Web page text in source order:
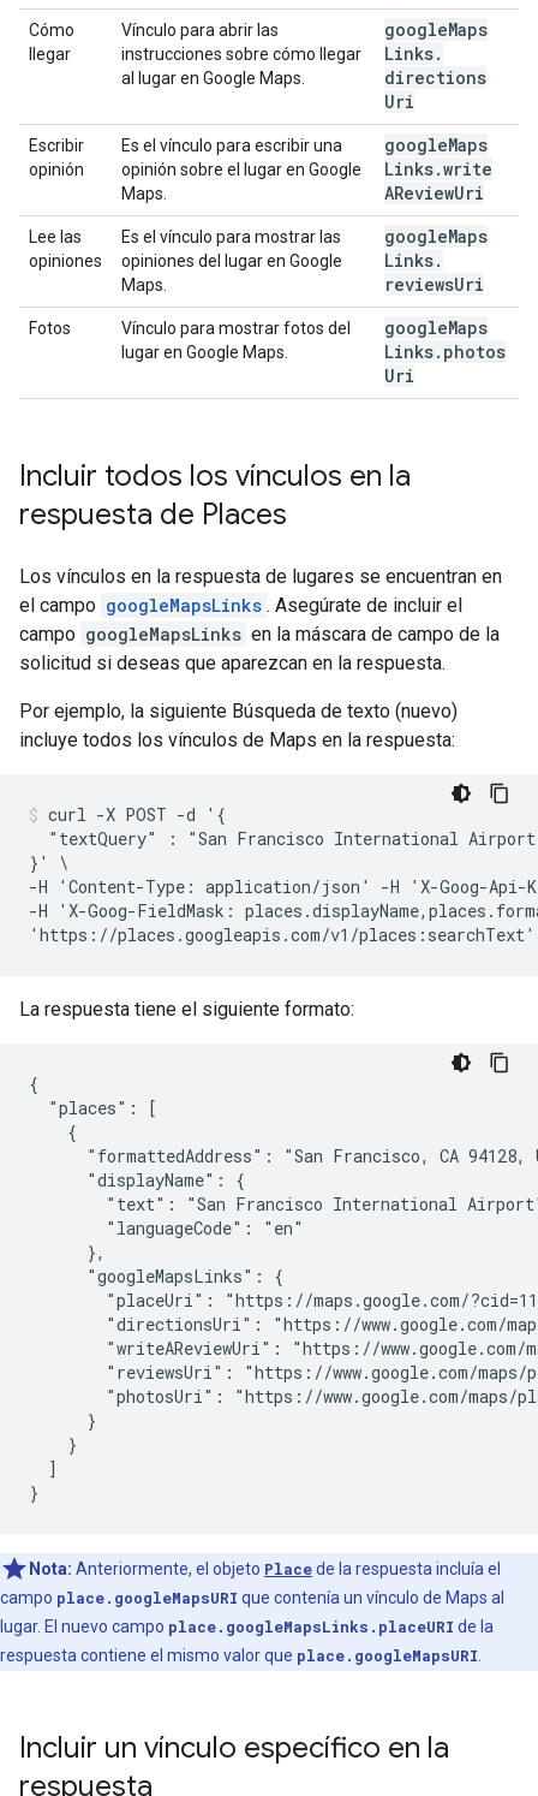
Cómo
llegar
Vínculo para abrir las
instrucciones sobre cómo llegar
al lugar en Google Maps.
googleMaps
Links.
directions
Uri
Escribir
opinión
Es el vínculo para escribir una
opinión sobre el lugar en Google
Maps.
googleMaps
Links.write
AReviewUri
Lee las
opiniones
Es el vínculo para mostrar las
opiniones del lugar en Google
Maps.
googleMaps
Links.
reviewsUri
Fotos
Vínculo para mostrar fotos del
lugar en Google Maps.
googleMaps
Links. photos
Uri
Incluir todos los vínculos en la
respuesta de Places
Los vínculos en la respuesta de lugares se encuentran en
el campo googleMapsLinks . Asegúrate de incluir el
campo googleMapsLinks en la máscara de campo de la
solicitud si deseas que aparezcan en la respuesta.
Por ejemplo, la siguiente Búsqueda de texto (nuevo)
incluye todos los vínculos de Maps en la respuesta:
curl -X POST -d '{
"textQuery" : "San Francisco International
}' \
-H 'Content-Type: application/json' -H 'X-Goog-Api-
-H 'X-Goog-FieldMask:
La respuesta tiene el siguiente formato:
{
  "places": [
    {
"formattedAddress": "San Francisco, CA 94128,
      "displayName": {
"text": "San Francisco International
        "languageCode": "en"
      },
      "googleMapsLinks": {
"placeUri": "https://maps.google.com/
"directionsUri": "https://www.google.com/
"writeAReviewUri": "https://
"reviewsUri": "https://www.google.com/
"photosUri": "https://www.google.com/maps/
      }
    }
  ]
}
Nota: Anteriormente, el objeto Placede la respuesta incluía el
campo place.googleMapsURI que contenía un vínculo de Maps al
lugar. El nuevo campo place.googleMapsLinks.placeURI de la
respuesta contiene el mismo valor que place.googleMapsURI
Incluir un vínculo específico en la
respuesta